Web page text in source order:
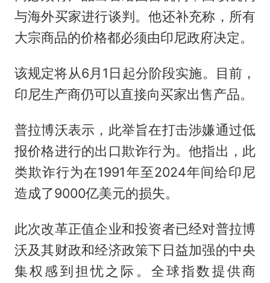
与海外买家进行谈判。他还补充称，所有
大宗商品的价格都必须由印尼政府决定。
该规定将从6月1日起分阶段实施。目前，
印尼生产商仍可以直接向买家出售产品。
普拉博沃表示，此举旨在打击涉嫌通过低
报价格进行的出口欺诈行为。他指出，此
类欺诈行为在1991年至2024年间给印尼
造成了9000亿美元的损失。
此次改革正值企业和投资者已经对普拉博
沃及其财政和经济政策下日益加强的中央
集权感到担忧之际。全球指数提供商